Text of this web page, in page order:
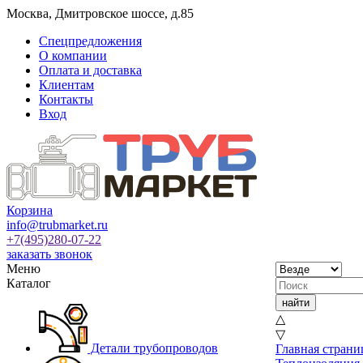
Москва, Дмитровское шоссе, д.85
Спецпредложения
О компании
Оплата и доставка
Клиентам
Контакты
Вход
Корзина
info@trubmarket.ru
+7(495)280-07-22
заказать звонок
Меню
Каталог
Детали трубопроводов
△
▽
Главная